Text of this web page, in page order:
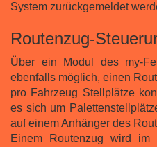
System zurückgemeldet
Routenzug-
Über ein Modul des my-
ebenfalls möglich, einen
pro Fahrzeug Stellplätze
es sich um
auf einem Anhänger des
Einem Routenzug wird im